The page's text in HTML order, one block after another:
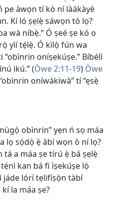
pe àwọn tí kò ní làákàyè
Kí ló ṣẹlẹ̀ sáwọn tó lọ?
wà níbẹ̀.” Ó ṣeé ṣe kó o
yìí tẹ́lẹ̀. Ó kìlọ̀ fún wa
oníṣekúṣe.” Bíbélì
ikú.” (Òwe 2:11-19) Òwe
oníwàkiwà” tí “ẹsẹ̀
obìnrin” yẹn ń sọ máa
lọ sọ́dọ̀ ẹ̀ àbí wọn ò ní lọ?
a máa ṣe tírú ẹ̀ bá ṣẹlẹ̀
kan bá fi ìṣekúṣe lọ̀
jáde lórí tẹlifíṣọ̀n tàbí
la máa ṣe?